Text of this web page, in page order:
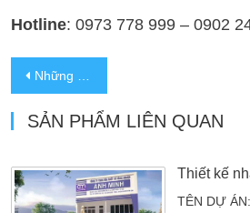
Hotline: 0973 778 999 – 0902
Những mẫu thiết kế nhà xưởng cho khu công nghiệp
SẢN PHẨM LIÊN QUAN
TÊN DỰ